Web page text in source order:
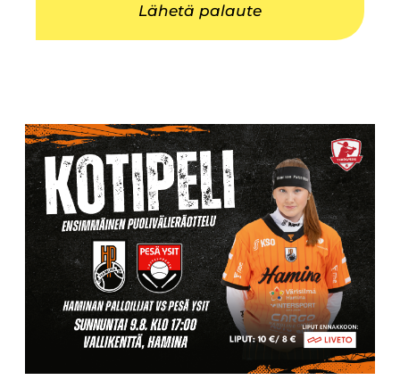
Lähetä palaute